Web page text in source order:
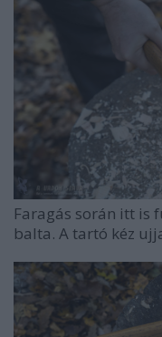
Faragás során itt is
balta. A tartó kéz